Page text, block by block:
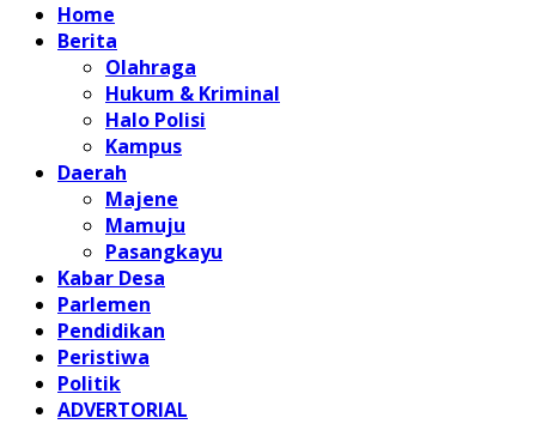
Home
Berita
Olahraga
Hukum & Kriminal
Halo Polisi
Kampus
Daerah
Majene
Mamuju
Pasangkayu
Kabar Desa
Parlemen
Pendidikan
Peristiwa
Politik
ADVERTORIAL